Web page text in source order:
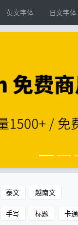
英文字体 日文字体
泰文 越南文
手写 标题 卡通